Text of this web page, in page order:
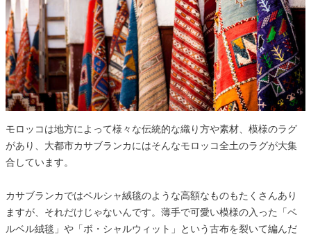
モロッコは地方によって様々な伝統的な織り方や素材、模様のラグ
があり、大都市カサブランカにはそんなモロッコ全土のラグが大集
合しています。
カサブランカではペルシャ絨毯のような高額なものもたくさんあり
ますが、それだけじゃないんです。薄手で可愛い模様の入った「ベ
ルベル絨毯」や「ボ・シャルウィット」という古布を裂いて編んだ